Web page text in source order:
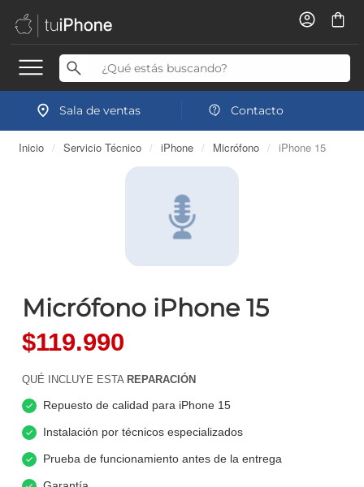
Sala de ventas Contacto
Inicio / Servicio Técnico / iPhone / Micrófono / iPhone 15
Micrófono iPhone 15
$119.990
QUÉ INCLUYE ESTA REPARACIÓN
Repuesto de calidad para iPhone 15
Instalación por técnicos especializados
Prueba de funcionamiento antes de la entrega